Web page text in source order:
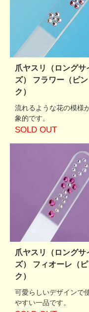
爪ヤスリ（ロングサ
ズ） フラワー（ピン
ク）
流れるような花の模様
象的です。
SOLD OUT
爪ヤスリ（ロングサ
ズ） フィオーレ（
ク）
可愛らしいデザインで
やすい一品です。